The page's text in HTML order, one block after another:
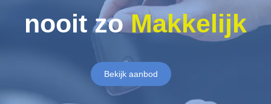
nooit zoMakkelijk
Bekijk aanbod